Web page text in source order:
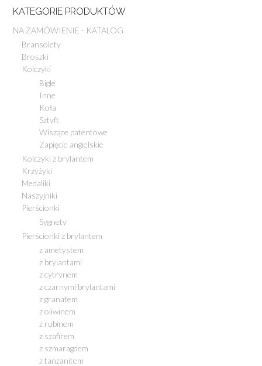
KATEGORIE PRODUKTÓW
NA ZAMÓWIENIE - KATALOG
Bransolety
Broszki
Kolczyki
Bigle
Inne
Koła
Sztyft
Wiszące patentowe
Zapięcie angielskie
Kolczyki z brylantem
Krzyżyki
Medaliki
Naszyjniki
Pierścionki
Sygnety
Pierścionki z brylantem
z ametystem
z brylantami
z cytrynem
z czarnymi brylantami
z granatem
z oliwinem
z rubinem
z szafirem
z szmaragdem
z tanzanitem